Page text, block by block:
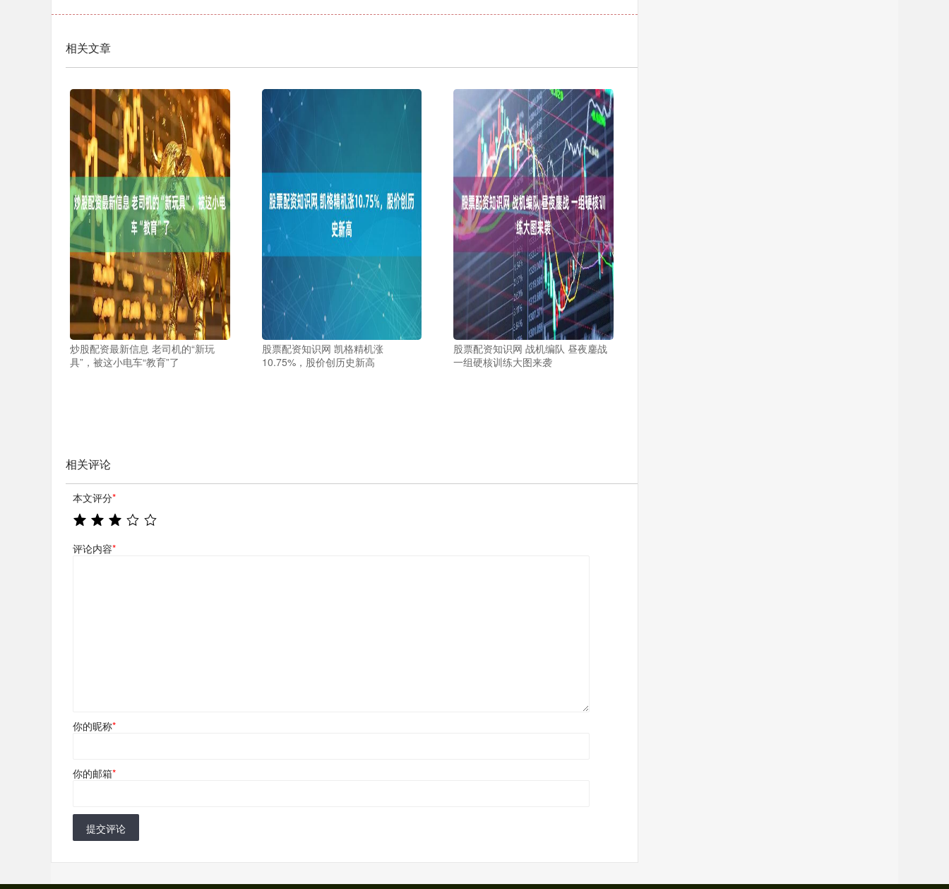
相关文章
炒股配资最新信息 老司机的“新玩
具”，被这小电车“教育”了
股票配资知识网 凯格精机涨
10.75%，股价创历史新高
股票配资知识网 战机编队 昼夜鏖战
一组硬核训练大图来袭
相关评论
本文评分*
评论内容*
你的昵称*
你的邮箱*
提交评论